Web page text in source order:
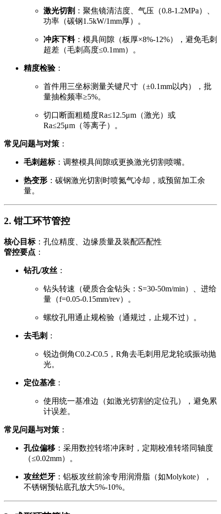
激光切割 ：聚焦镜清洁度、气压（0.8-1.2MPa）、
功率（碳钢1.5kW/1mm厚）。
冲床下料：模具间隙（板厚×8%-12%），避免毛刺
超差（毛刺高度≤0.1mm）。
精度检验：
首件用三坐标测量关键尺寸（±0.1mm以内），批
量抽检频率≥5%。
切口断面粗糙度Ra≤12.5μm（激光）或
Ra≤25μm（等离子）。
常见问题与对策 ：
毛刺超标：调整模具间隙或更换激光切割喷嘴。
热变形 ：碳钢激光切割时喷氮气冷却，或预留加工余
量。
2. 钳工环节管控
核心目标：孔位精度、边缘质量及装配匹配性
管控要点 ：
钻孔/攻丝 ：
钻头转速（硬质合金钻头：S=30-50m/min）、进给
量（f=0.05-0.15mm/rev）。
螺纹孔用通止规检验（通规过，止规不过）。
去毛刺 ：
锐边倒角C0.2-C0.5，R角去毛刺用尼龙轮或振动抛
光。
定位基准 ：
使用统一基准边（如激光切割的定位孔），避免累
计误差。
常见问题与对策 ：
孔位偏移 ：采用数控转塔冲床时，定期校准转塔同轴度
（≤0.02mm）。
攻丝烂牙 ：铝板攻丝前涂专用润滑脂（如Molykote），
不锈钢预钻底孔放大5%-10%。